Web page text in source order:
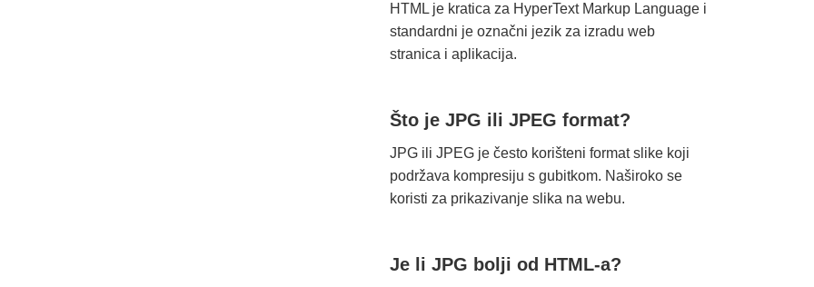
HTML je kratica za HyperText Markup Language i
standardni je označni jezik za izradu web
stranica i aplikacija.
Što je JPG ili JPEG format?
JPG ili JPEG je često korišteni format slike koji
podržava kompresiju s gubitkom. Naširoko se
koristi za prikazivanje slika na webu.
Je li JPG bolji od HTML-a?